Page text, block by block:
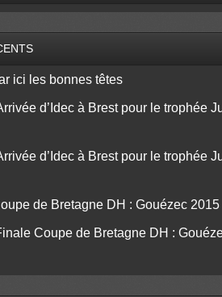
ici les bonnes têtes
d’Idec à Brest pour le trophée
d’Idec à Brest pour le trophée
de Bretagne DH : Gouézec 2015
Coupe de Bretagne DH :